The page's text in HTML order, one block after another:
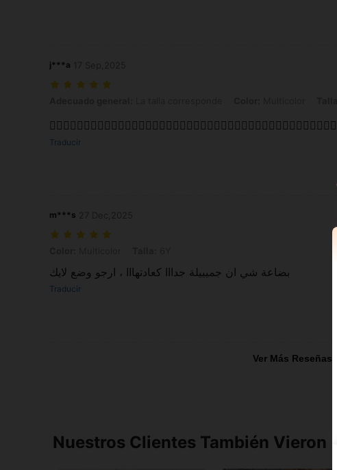
j***a
Traducir
m***s
بضاعة شي ان جميييلة جدااا كعادتهااا ، ارجو وضع لايك
Traducir
Ver Más Reseñas
Nuestros Clientes También Vieron